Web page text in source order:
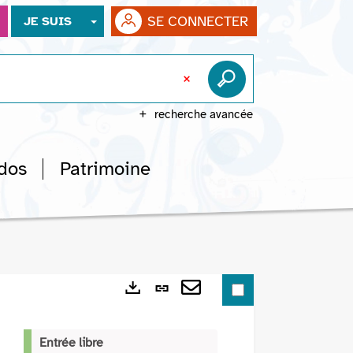
JE SUIS SE CONNECTER
recherche avancée
Patrimoine
Lien
Entrée libre